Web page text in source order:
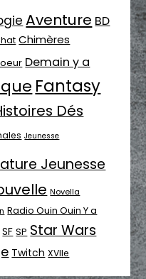
Aventure BD
Chimères
Demain y a
Fantasy
Dés
Jeunesse
Jeunesse
Novella
Radio Ouin Ouin Y a
SF SP Star Wars
Twitch XVIIe